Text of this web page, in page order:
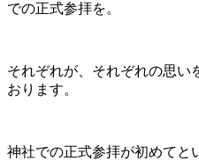
での正式参拝を。
それぞれが、それぞれの思い
おります。
神社での正式参拝が初めてと